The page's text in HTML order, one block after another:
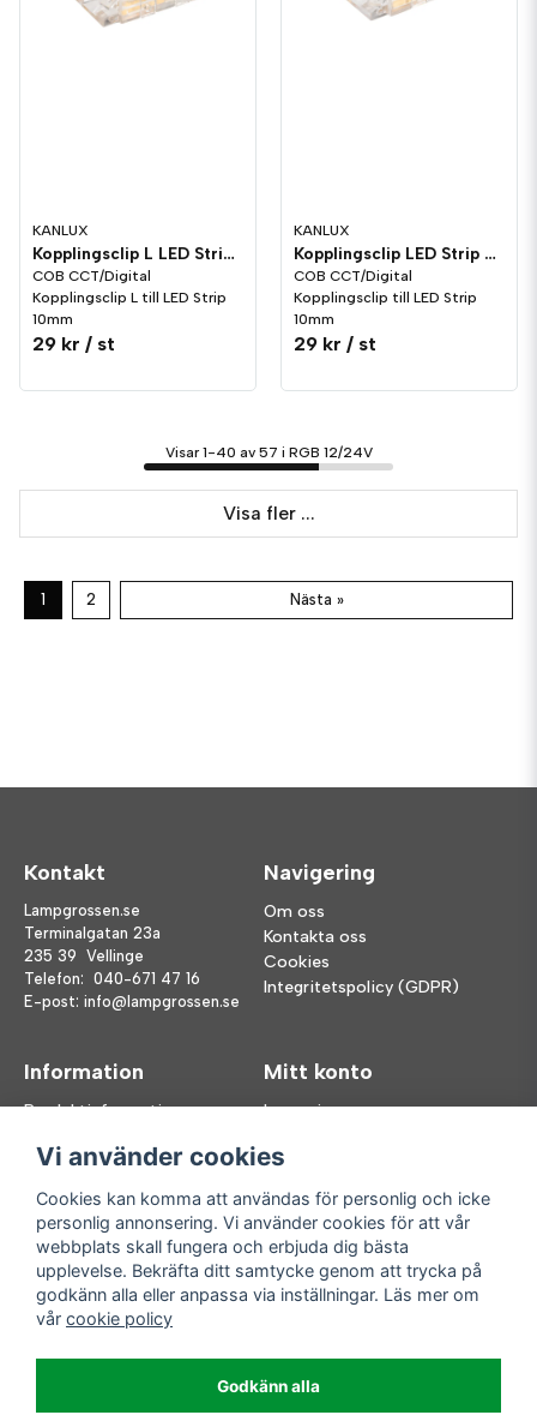
KANLUX
Kopplingsclip L LED Strip COB CCT/Digital 10mm
COB CCT/Digital
Kopplingsclip L till LED Strip
10mm
29 kr / st
KANLUX
Kopplingsclip LED Strip COB CCT/Digital 10mm
COB CCT/Digital
Kopplingsclip till LED Strip
10mm
29 kr / st
Visar 1-40 av 57 i RGB 12/24V
Visa fler ...
1 2 Nästa »
Kontakt
Lampgrossen.se
Terminalgatan 23a
235 39 Vellinge
Telefon: 040-671 47 16
E-post: info@lampgrossen.se
Navigering
Om oss
Kontakta oss
Cookies
Integritetspolicy (GDPR)
Information
Produktinformation
FAQ
Mitt konto
Logga in
Glömt lösenord?
Följ oss
Facebook
Instagram
Handla enkelt
Enkla leveranser
Vi använder cookies
Cookies kan komma att användas för personlig och icke
personlig annonsering. Vi använder cookies för att vår
webbplats skall fungera och erbjuda dig bästa
upplevelse. Bekräfta ditt samtycke genom att trycka på
godkänn alla eller anpassa via inställningar. Läs mer om
vår cookie policy
Godkänn alla